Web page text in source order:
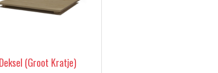
(Groot Kratje)